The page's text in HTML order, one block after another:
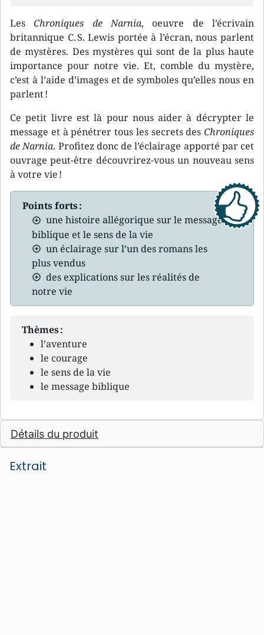
LesChroniques de Narnia, oeuvre de l’écrivain
britannique C. S. Lewis portée à l’écran, nous parlent
de mystères. Des mystères qui sont de la plus haute
importance pour notre vie. Et, comble du mystère,
c’est à l’aide d’images et de symboles qu’elles nous en
parlent !
Ce petit livre est là pour nous aider à décrypter le
message et à pénétrer tous les secrets des Chroniques
de Narnia. Profitez donc de l’éclairage apporté par cet
ouvrage peut-être découvrirez-vous un nouveau sens
à votre vie !
Points forts :
une histoire allégorique sur le message
biblique et le sens de la vie
un éclairage sur l’un des romans les
plus vendus
des explications sur les réalités de
notre vie
Thèmes :
l’aventure
le courage
le sens de la vie
le message biblique
Détails du produit
Extrait